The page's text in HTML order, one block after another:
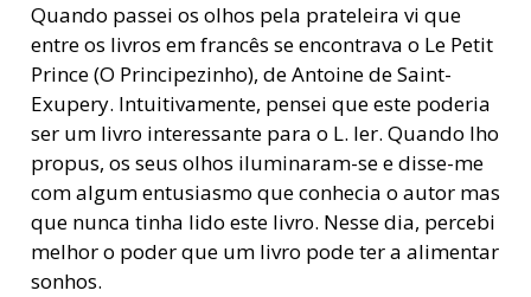
Quando passei os olhos pela prateleira vi que
entre os livros em francês se encontrava o Le Petit
Prince (O Principezinho), de Antoine de Saint-
Exupery. Intuitivamente, pensei que este poderia
ser um livro interessante para o L. ler. Quando lho
propus, os seus olhos iluminaram-se e disse-me
com algum entusiasmo que conhecia o autor mas
que nunca tinha lido este livro. Nesse dia, percebi
melhor o poder que um livro pode ter a alimentar
sonhos.